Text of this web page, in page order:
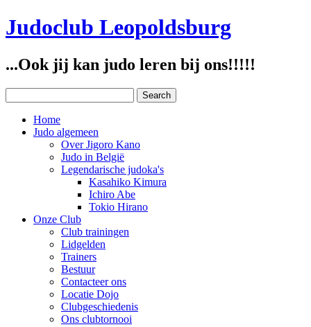
Judoclub Leopoldsburg
...Ook jij kan judo leren bij ons!!!!!
Home
Judo algemeen
Over Jigoro Kano
Judo in België
Legendarische judoka's
Kasahiko Kimura
Ichiro Abe
Tokio Hirano
Onze Club
Club trainingen
Lidgelden
Trainers
Bestuur
Contacteer ons
Locatie Dojo
Clubgeschiedenis
Ons clubtornooi